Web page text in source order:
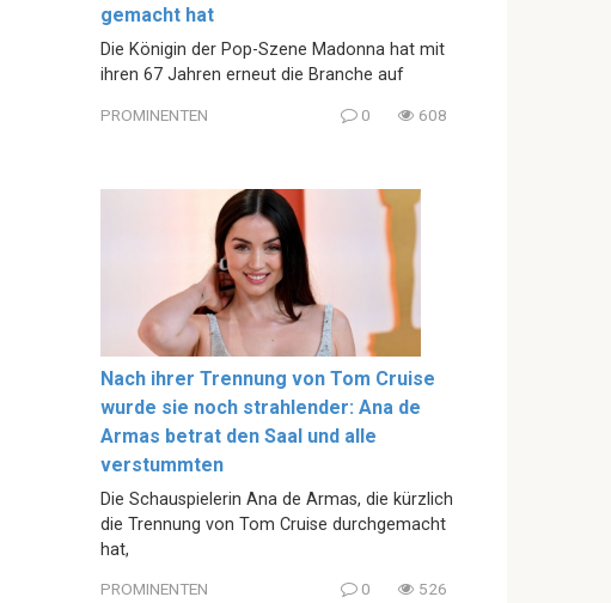
gemacht hat
Die Königin der Pop-Szene Madonna hat mit
ihren 67 Jahren erneut die Branche auf
PROMINENTEN 0 608
Nach ihrer Trennung von Tom Cruise
wurde sie noch strahlender: Ana de
Armas betrat den Saal und alle
verstummten
Die Schauspielerin Ana de Armas, die kürzlich
die Trennung von Tom Cruise durchgemacht
hat,
PROMINENTEN 0 526